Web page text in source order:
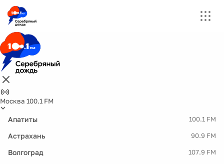
Москва 100.1 FM
Апатиты 100.1 FM
Астрахань 90.9 FM
Волгоград 107.9 FM